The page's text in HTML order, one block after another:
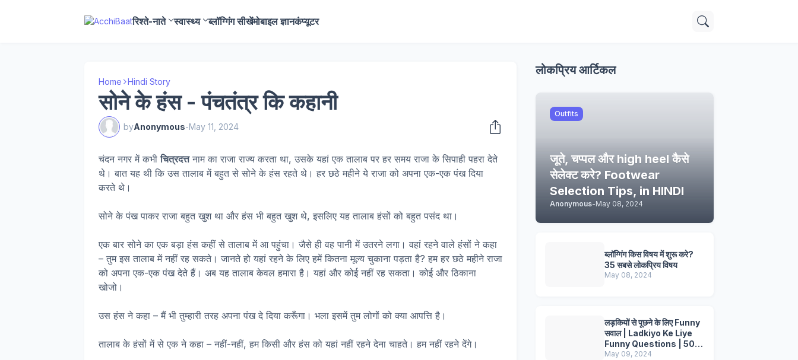
रिश्ते-नाते स्वास्थ्य ब्लॉग्गिंग सीखेंमोबाइल ज्ञानकंप्यूटर
Home Hindi Story
सोने के हंस - पंचतंत्र कि कहानी
byAnonymous-May 11, 2024
चंदन नगर में कभीचित्रदत्तनाम का राजा राज्य करता था, उसके यहां एक तालाब पर हर समय राजा के सिपाही पहरा देते
थे। बात यह थी कि उस तालाब में बहुत से सोने के हंस रहते थे। हर छठे महीने ये राजा को अपना एक-एक पंख दिया
करते थे।
सोने के पंख पाकर राजा बहुत खुश था और हंस भी बहुत खुश थे, इसलिए यह तालाब हंसों को बहुत पसंद था।
एक बार सोने का एक बड़ा हंस कहीं से तालाब में आ पहुंचा। जैसे ही वह पानी में उतरने लगा। वहां रहने वाले हंसों ने कहा
– तुम इस तालाब में नहीं रह सकते। जानते हो यहां रहने के लिए हमें कितना मूल्य चुकाना पड़ता है? हम हर छठे महीने राजा
को अपना एक-एक पंख देते हैं। अब यह तालाब केवल हमारा है। यहां और कोई नहीं रह सकता। कोई और ठिकाना
खोजो।
उस हंस ने कहा – मैं भी तुम्हारी तरह अपना पंख दे दिया करूँगा। भला इसमें तुम लोगों को क्या आपत्ति है।
तालाब के हंसों में से एक ने कहा – नहीं-नहीं, हम किसी और हंस को यहां नहीं रहने देना चाहते। हम नहीं रहने देंगे।
लोकप्रिय आर्टिकल
Outfits
जूते, चप्पल और high heel कैसे
सेलेक्ट करे? Footwear
Selection Tips, in HINDI
Anonymous-May 08, 2024
ब्लॉग्गिंग किस विषय में शुरू करे?
35 सबसे लोकप्रिय विषय
May 08, 2024
लड़कियों से पूछने के लिए Funny
सवाल | Ladkiyo Ke Liye
Funny Questions | 50+
Questions
May 09, 2024